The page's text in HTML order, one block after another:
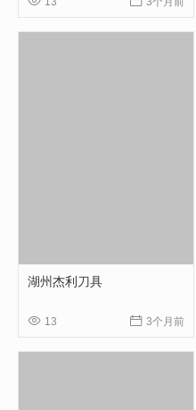
湖州杰利刀具
 13  3个月前